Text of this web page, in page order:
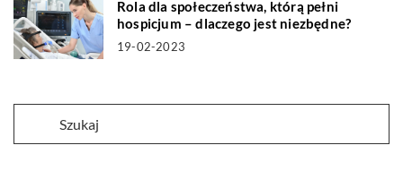
Rola dla społeczeństwa, którą pełni
hospicjum – dlaczego jest niezbędne?
19-02-2023